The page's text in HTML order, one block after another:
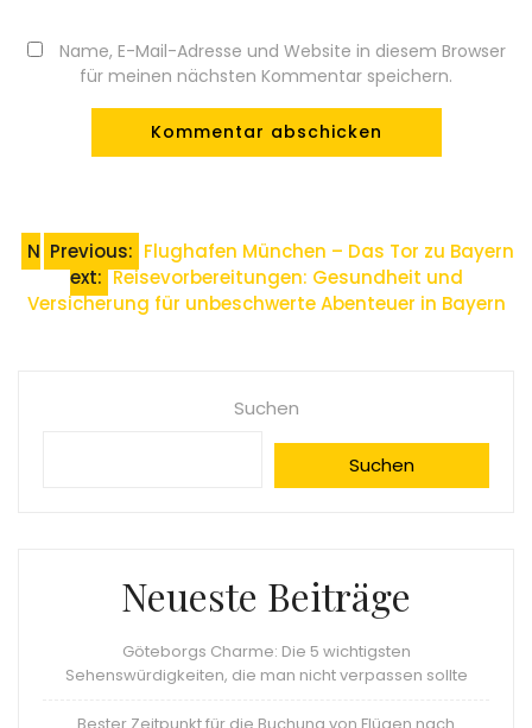
Name, E-Mail-Adresse und Website in diesem Browser
für meinen nächsten Kommentar speichern.
Beitragsnavigation
Previous: Flughafen München – Das Tor zu Bayern
N
ext: Reisevorbereitungen: Gesundheit und
Versicherung für unbeschwerte Abenteuer in Bayern
Suchen
Suchen
Neueste Beiträge
Göteborgs Charme: Die 5 wichtigsten
Sehenswürdigkeiten, die man nicht verpassen sollte
Bester Zeitpunkt für die Buchung von Flügen nach